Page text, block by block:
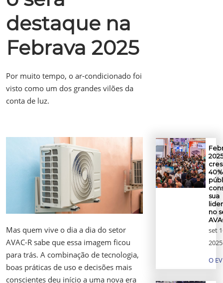
destaque na
Febrava 2025
Por muito tempo, o ar-condicionado foi
visto como um dos grandes vilões da
conta de luz.
Mas quem vive o dia a dia do setor
AVAC-R sabe que essa imagem ficou
para trás. A combinação de tecnologia,
boas práticas de uso e decisões mais
conscientes deu início a uma nova era
2025
sua
no
set
2025
O